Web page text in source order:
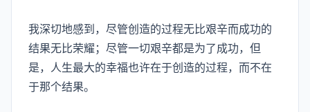
我深切地感到，尽管创造的过程无比艰辛而成功的
结果无比荣耀；尽管一切艰辛都是为了成功，但
是，人生最大的幸福也许在于创造的过程，而不在
于那个结果。